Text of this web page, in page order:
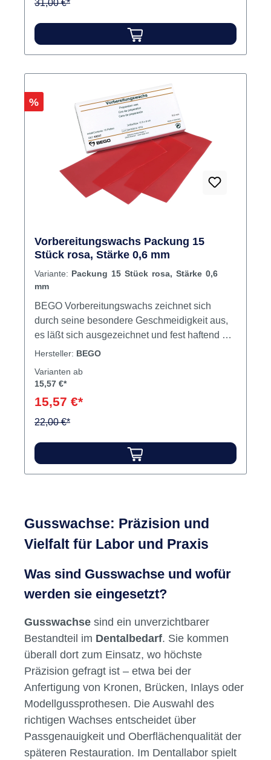
31,00 €*
Rabatt
%
Vorbereitungswachs Packung 15
Stück rosa, Stärke 0,6 mm
Variante: Packung 15 Stück rosa, Stärke 0,6
mm
BEGO Vorbereitungswachs zeichnet sich
durch seine besondere Geschmeidigkeit aus,
es läßt sich ausgezeichnet und fest haftend auf
dem Meistermodell adaptieren, das erspart die
Die vorbildliche Formbeständigkeit und
stellt durch einen hohen Erstarrungspunkt von
ca. 70 °C selbstverständlich auch die
Verarbeitungstemperaturen von 55 °C - sicher.
Einfaches Entfernen vom Meistermodell nach
ab. Inhalt Platten
Hersteller: BEGO
Varianten ab
15,57 €*
15,57 €*
22,00 €*
Gusswachse: Präzision und
Vielfalt für Labor und Praxis
Was sind Gusswachse und wofür
werden sie eingesetzt?
Gusswachse sind ein unverzichtbarer
Bestandteil im Dentalbedarf. Sie kommen
überall dort zum Einsatz, wo höchste
Präzision gefragt ist – etwa bei der
Anfertigung von Kronen, Brücken, Inlays oder
Modellgussprothesen. Die Auswahl des
richtigen Wachses entscheidet über
Passgenauigkeit und Oberflächenqualität der
späteren Restauration. Im Dentallabor spielt